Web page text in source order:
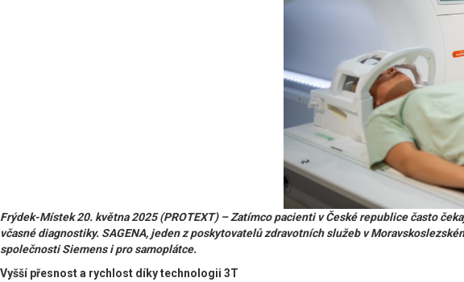
Frýdek-Místek 20. května 2025 (PROTEXT) – Zatímco pacienti v České republice často
včasné diagnostiky. SAGENA, jeden z poskytovatelů zdravotních služeb v
společnosti Siemens i pro samoplátce.
Vyšší přesnost a rychlost díky technologii 3T